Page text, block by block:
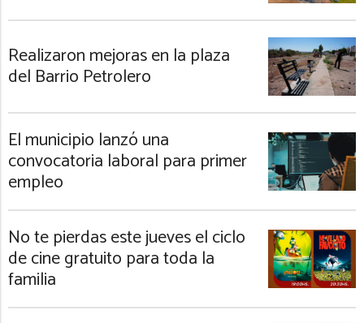
Realizaron mejoras en la plaza
del Barrio Petrolero
El municipio lanzó una
convocatoria laboral para primer
empleo
No te pierdas este jueves el ciclo
de cine gratuito para toda la
familia